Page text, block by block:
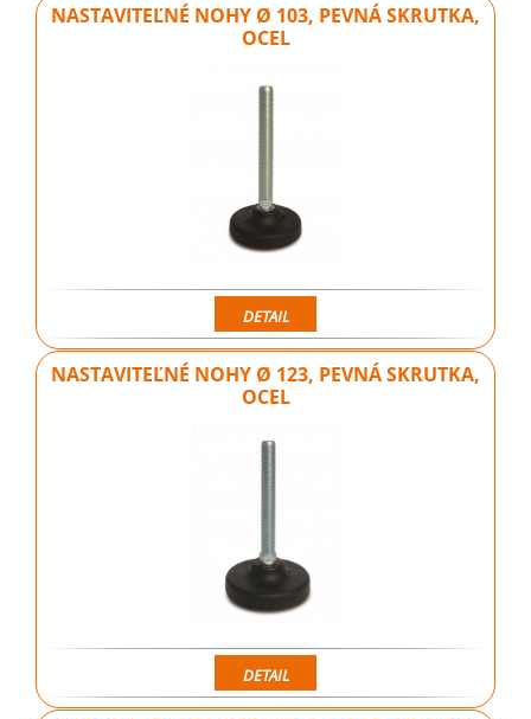
NASTAVITEĽNÉ NOHY Ø 103, PEVNÁ SKRUTKA,
OCEL
DETAIL
NASTAVITEĽNÉ NOHY Ø 123, PEVNÁ SKRUTKA,
OCEL
DETAIL